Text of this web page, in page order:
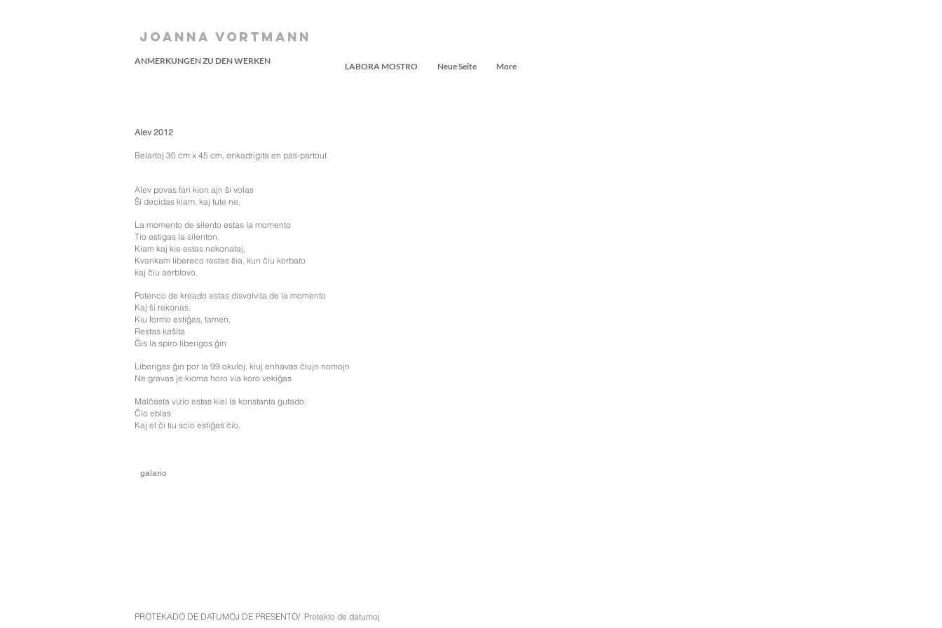
JOANNA VORTMANN
ANMERKUNGEN ZU DEN WERKEN
Alev 2012
Belartoj 30 cm x 45 cm, enkadrigita en pas-partout
Alev povas fari kion ajn ŝi volas
Ŝi decidas kiam, kaj tute ne.
La momento de silento estas la momento
Tio estigas la silenton.
Kiam kaj kie estas nekonataj,
Kvankam libereco restas ŝia, kun ĉiu korbato
kaj ĉiu aerblovo.
Potenco de kreado estas disvolvita de la momento
Kaj ŝi rekonas.
Kiu formo estiĝas, tamen,
Restas kaŝita
Ĝis la spiro liberigos ĝin
Liberigas ĝin por la 99 okuloj, kiuj enhavas ĉiujn nomojn
Ne gravas je kioma horo via koro vekiĝas
Malĉasta vizio estas kiel la konstanta gutado:
Ĉio eblas
Kaj el ĉi tiu scio estiĝas ĉio.
galario
LABORA MOSTRO Neue Seite More
PROTEKADO DE DATUMOJ DE PRESENTO/ Protekto de datumoj